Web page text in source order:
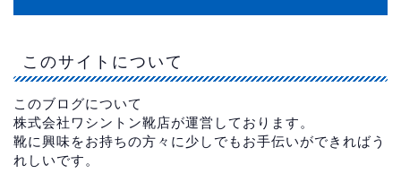
このサイトについて
このブログについて
株式会社ワシントン靴店が運営しております。
靴に興味をお持ちの方々に少しでもお手伝いができればう
れしいです。